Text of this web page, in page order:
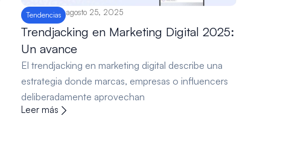
Tendencias agosto 25, 2025
Trendjacking en Marketing Digital 2025:
Un avance
El trendjacking en marketing digital describe una
estrategia donde marcas, empresas o influencers
deliberadamente aprovechan
Leer más